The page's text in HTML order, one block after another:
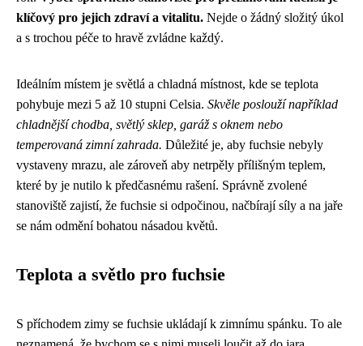
klíčový pro jejich zdraví a vitalitu. Nejde o žádný složitý úkol
a s trochou péče to hravě zvládne každý.
Ideálním místem je světlá a chladná místnost, kde se teplota
pohybuje mezi 5 až 10 stupni Celsia. Skvěle poslouží například
chladnější chodba, světlý sklep, garáž s oknem nebo
temperovaná zimní zahrada. Důležité je, aby fuchsie nebyly
vystaveny mrazu, ale zároveň aby netrpěly přílišným teplem,
které by je nutilo k předčasnému rašení. Správně zvolené
stanoviště zajistí, že fuchsie si odpočinou, načbírají síly a na jaře
se nám odmění bohatou násadou květů.
Teplota a světlo pro fuchsie
S příchodem zimy se fuchsie ukládají k zimnímu spánku. To ale